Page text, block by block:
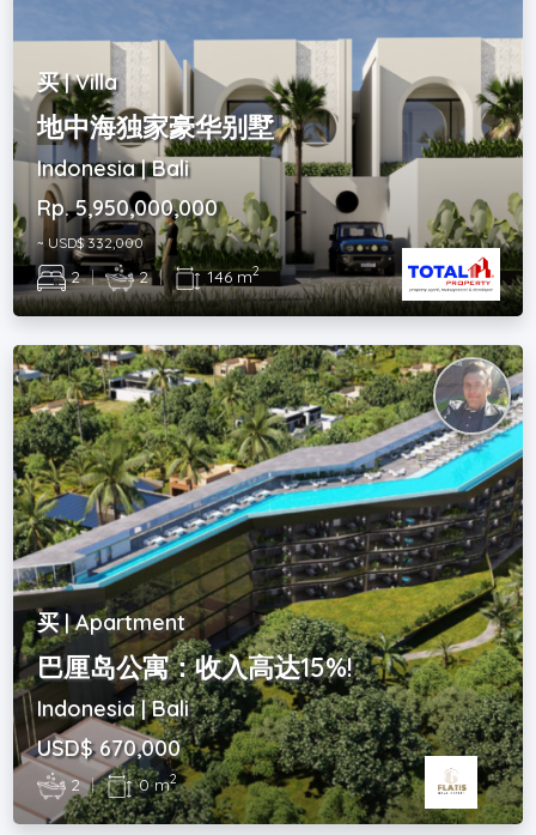
买 | Villa
地中海独家豪华别墅
Indonesia | Bali
Rp. 5,950,000,000
~ USD$ 332,000
2 | 2 | 146 m2
买 | Apartment
巴厘岛公寓：收入高达15%!
Indonesia | Bali
USD$ 670,000
2 | 0 m2